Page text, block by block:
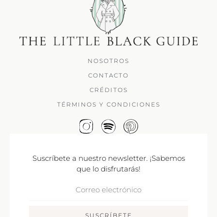
NOSOTROS
CONTACTO
CRÉDITOS
TÉRMINOS Y CONDICIONES
Suscríbete a nuestro newsletter. ¡Sabemos
que lo disfrutarás!
SUSCRÍBETE